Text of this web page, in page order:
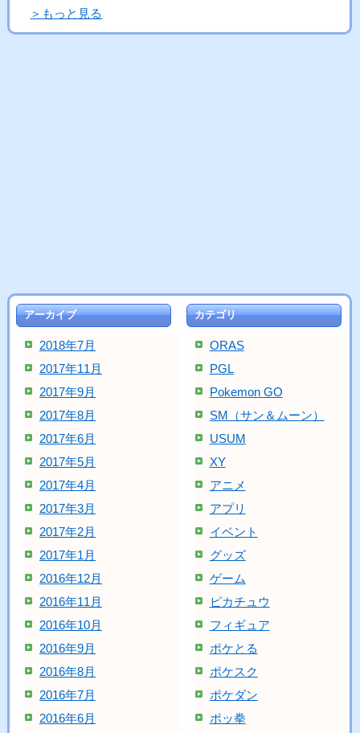
＞もっと見る
アーカイブ
2018年7月
2017年11月
2017年9月
2017年8月
2017年6月
2017年5月
2017年4月
2017年3月
2017年2月
2017年1月
2016年12月
2016年11月
2016年10月
2016年9月
2016年8月
2016年7月
2016年6月
カテゴリ
ORAS
PGL
Pokemon GO
SM（サン＆ムーン）
USUM
XY
アニメ
アプリ
イベント
グッズ
ゲーム
ピカチュウ
フィギュア
ポケとる
ポケスク
ポケダン
ポッ拳